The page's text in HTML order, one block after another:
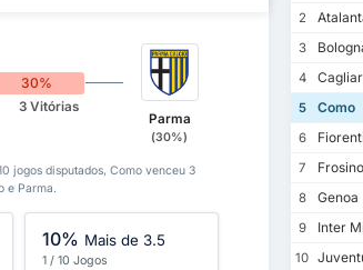
30%
3 Vitórias
Parma
(30%)
jogos disputados, Como venceu 3
e Parma.
10% Mais de 3.5
1 / 10 Jogos
2
3
4
5
Como
6
7
8
Genoa
9
Inter
10